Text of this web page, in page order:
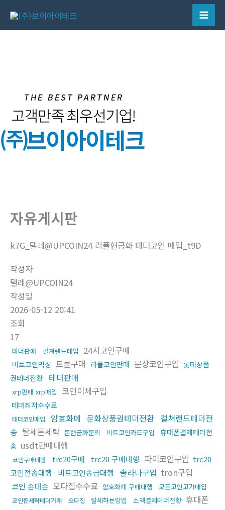
츠
Main
자유게시판
k7G_텔레@UPCOIN24 리플현금화 테더코인 매입_t9D
작성자
텔레@UPCOIN24
작성일
2026-05-12 20:41
조회
17
테더판매 컬쳐랜드매입 24시코인구매
비트코인믹싱 트론구매 리플코인판매 문상코인구입 롯데상품
권테더전환
테더판매
xrp판매 xrp매입 코인이체구입
테더최저수수료
테더코인매입 암호화폐 문화상품권테더전환 컬쳐랜드테더전
송 탈세돈세탁 돈현금화문의 비트코인카드구입
휴대폰결제테더전
송 usdt판매대행
코인구매대행 trc20구매 trc20 구매대행 파이코인구입 trc20
코인전송대행
비트코인송금대행 솔라나구입 tron구입
코인 손대손 오다집수수료 암호화폐 구매대행 모든코인고가매입
코인돈세탁테더거래 오다집 탈세하는방법 소액결제테더전환 휴대폰